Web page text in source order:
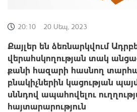
20:10 20 Սեպ, 2023
Քայլեր են ձեռնարկվում
վերահսկողության տակ
քանի հազարի հասնող
բնակիչներին կացության
սննդով ապահովելու
հայտարարություն